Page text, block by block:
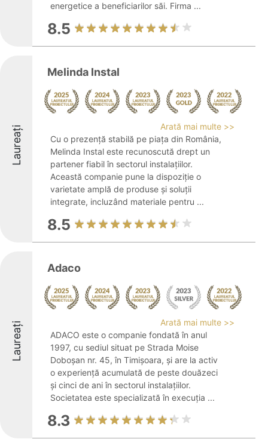
energetice a beneficiarilor săi. Firma ...
8.5
Laureați
Melinda Instal
Arată mai multe >>
Cu o prezență stabilă pe piața din România,
Melinda Instal este recunoscută drept un
partener fiabil în sectorul instalațiilor.
Această companie pune la dispoziție o
varietate amplă de produse și soluții
integrate, incluzând materiale pentru ...
8.5
Laureați
Adaco
Arată mai multe >>
ADACO este o companie fondată în anul
1997, cu sediul situat pe Strada Moise
Doboșan nr. 45, în Timișoara, și are la activ
o experiență acumulată de peste douăzeci
și cinci de ani în sectorul instalațiilor.
Societatea este specializată în execuția ...
8.3